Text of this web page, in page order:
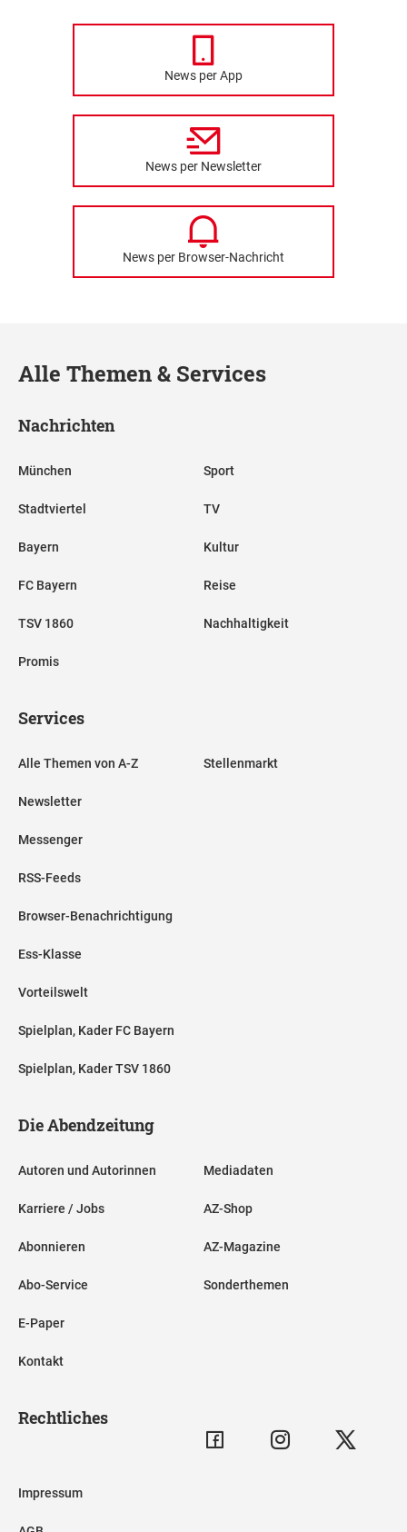
News per App
News per Newsletter
News per Browser-Nachricht
Alle Themen & Services
Nachrichten
München
Stadtviertel
Bayern
FC Bayern
TSV 1860
Promis
Sport
TV
Kultur
Reise
Nachhaltigkeit
Services
Alle Themen von A-Z
Newsletter
Messenger
RSS-Feeds
Browser-Benachrichtigung
Ess-Klasse
Vorteilswelt
Spielplan, Kader FC Bayern
Spielplan, Kader TSV 1860
Stellenmarkt
Die Abendzeitung
Autoren und Autorinnen
Karriere / Jobs
Abonnieren
Abo-Service
E-Paper
Kontakt
Mediadaten
AZ-Shop
AZ-Magazine
Sonderthemen
Rechtliches
Impressum